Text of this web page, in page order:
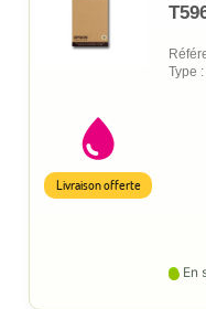
Type
Livraison offerte
En